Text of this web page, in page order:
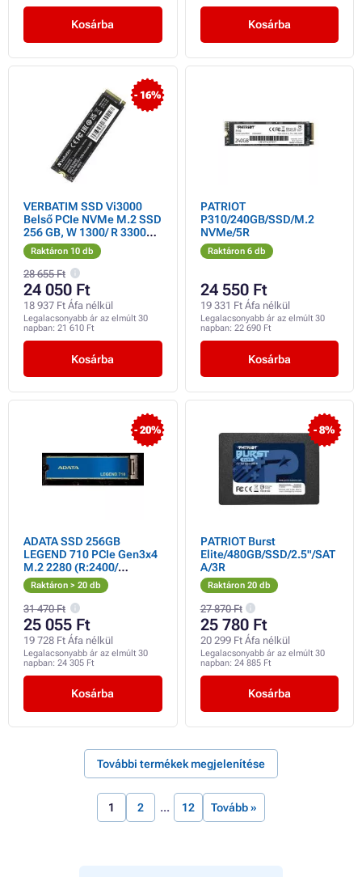
Kosárba Kosárba
- 16%
VERBATIM SSD Vi3000
Belső PCIe NVMe M.2 SSD
256 GB, W 1300/ R 3300
MB/s
Raktáron 10 db
28 655 Ft
24 050 Ft
18 937 Ft Áfa nélkül
Legalacsonyabb ár az elmúlt 30
napban: 21 610 Ft
Kosárba
PATRIOT
P310/240GB/SSD/M.2
NVMe/5R
Raktáron 6 db
24 550 Ft
19 331 Ft Áfa nélkül
Legalacsonyabb ár az elmúlt 30
napban: 22 690 Ft
Kosárba
- 20%
ADATA SSD 256GB
LEGEND 710 PCIe Gen3x4
M.2 2280 (R:2400/
W:1800MB/s)
Raktáron > 20 db
31 470 Ft
25 055 Ft
19 728 Ft Áfa nélkül
Legalacsonyabb ár az elmúlt 30
napban: 24 305 Ft
Kosárba
- 8%
PATRIOT Burst
Elite/480GB/SSD/2.5"/SAT
A/3R
Raktáron 20 db
27 870 Ft
25 780 Ft
20 299 Ft Áfa nélkül
Legalacsonyabb ár az elmúlt 30
napban: 24 885 Ft
Kosárba
További termékek megjelenítése
1 2 12 Tovább »